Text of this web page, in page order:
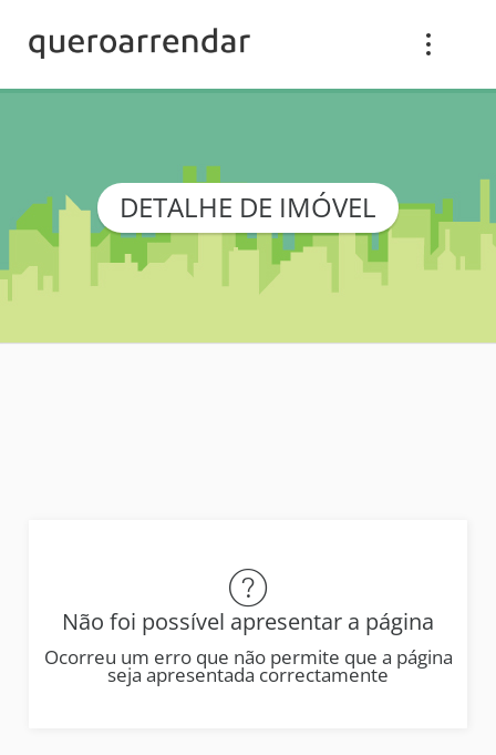
DETALHE DE IMÓVEL
Não foi possível apresentar a página
Ocorreu um erro que não permite que a página
seja apresentada correctamente